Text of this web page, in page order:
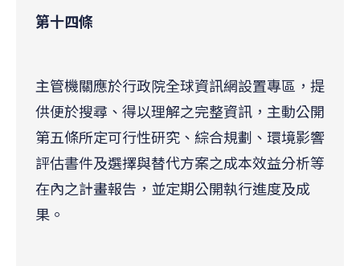
第十四條
主管機關應於行政院全球資訊網設置專區，提
供便於搜尋、得以理解之完整資訊，主動公開
第五條所定可行性研究、綜合規劃、環境影響
評估書件及選擇與替代方案之成本效益分析等
在內之計畫報告，並定期公開執行進度及成
果。